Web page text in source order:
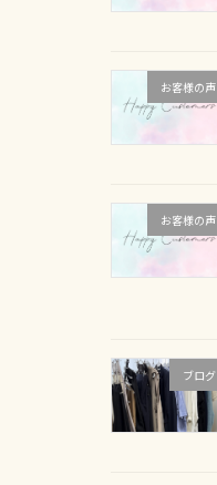
お客様の声
お客様の声
ブログ